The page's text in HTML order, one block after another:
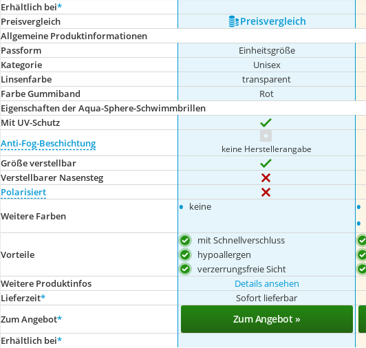
Erhältlich bei*
Preis­vergleich
Preis­vergleich
Allgemeine Produktinformationen
Passform
Einheitsgröße
Kategorie
Unisex
Linsenfarbe
transparent
Farbe Gummiband
Rot
Eigenschaften der Aqua-Sphere-Schwimmbrillen
Mit UV-Schutz
Anti-Fog-Beschichtung
keine Herstellerangabe
Größe verstellbar
Verstellbarer Nasensteg
Polarisiert
Weitere Farben
• keine •
•
Vorteile
mit Schnellverschluss
hypoallergen
verzerrungsfreie Sicht
Weitere Produktinfos
Details ansehen
Lieferzeit* Sofort lieferbar
Zum Angebot* Zum Angebot »
Erhältlich bei*